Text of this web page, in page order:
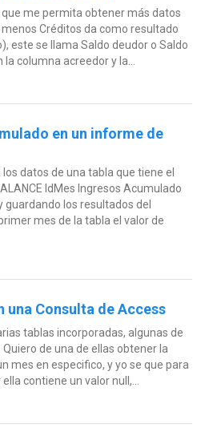
me permita obtener más datos
menos Créditos da como resultado
este se llama Saldo deudor o Saldo
columna acreedor y la...
en un informe de
datos de una tabla que tiene el
IdMes Ingresos Acumulado
guardando los resultados del
mes de la tabla el valor de
una Consulta de Access
tablas incorporadas, algunas de
de una de ellas obtener la
mes en especifico, y yo se que para
contiene un valor null,...